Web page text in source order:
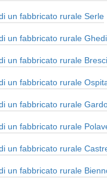
un fabbricato rurale Serle
un fabbricato rurale Ghedi
un fabbricato rurale
un fabbricato rurale
un fabbricato rurale
un fabbricato rurale
un fabbricato rurale
un fabbricato rurale